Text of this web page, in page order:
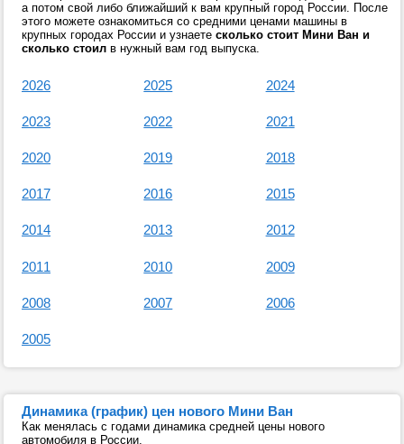
а потом свой либо ближайший к вам крупный город России. После
этого можете ознакомиться со средними ценами машины в
крупных городах России и узнаете сколько стоит Мини Ван и
сколько стоил в нужный вам год выпуска.
2026 2025 2024
2023 2022 2021
2020 2019 2018
2017 2016 2015
2014 2013 2012
2011 2010 2009
2008 2007 2006
2005
Динамика (график) цен нового Мини Ван
Как менялась с годами динамика средней цены нового
автомобиля в России.